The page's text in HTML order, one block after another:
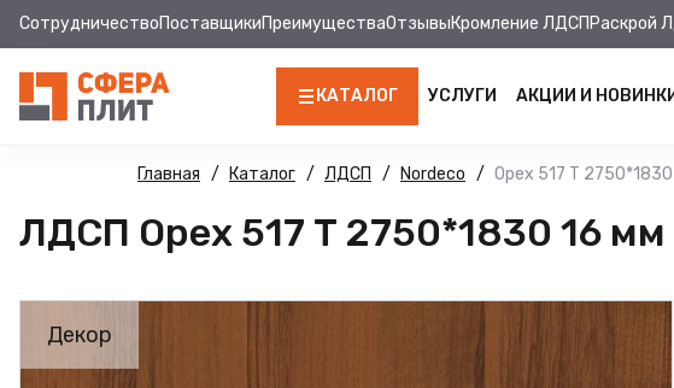
СотрудничествоПоставщикиПреимуществаОтзывыКромление ЛДСП Раскрой
КАТАЛОГ
ЛДСП
КРОМКА
УСЛУГИ АКЦИИ И
Главная Каталог ЛДСП Nordeco Орех 517 Т
ЛДСП Орех 517 Т 2750*1830 16
Декор